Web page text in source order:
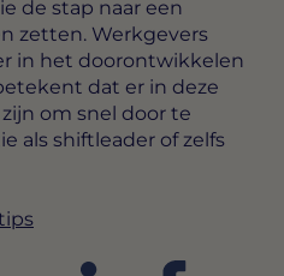
de stap naar een
zetten. Werkgevers
in het doorontwikkelen
dat er in deze
om snel door te
als shiftleader of zelfs